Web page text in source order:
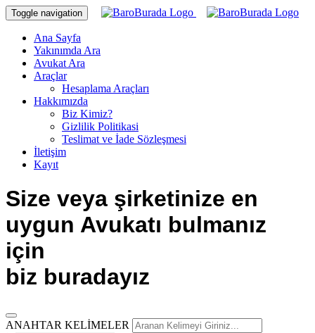
Toggle navigation
Ana Sayfa
Yakınımda Ara
Avukat Ara
Araçlar
Hesaplama Araçları
Hakkımızda
Biz Kimiz?
Gizlilik Politikasi
Teslimat ve İade Sözleşmesi
İletişim
Kayıt
Size veya şirketinize en
uygun Avukatı bulmanız
için
biz buradayız
ANAHTAR KELİMELER